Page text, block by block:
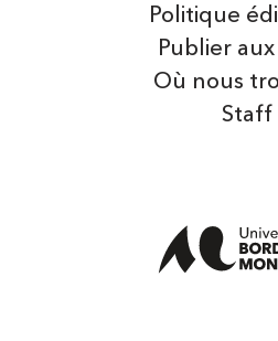
Politique
Publier aux
Où nous
Staff